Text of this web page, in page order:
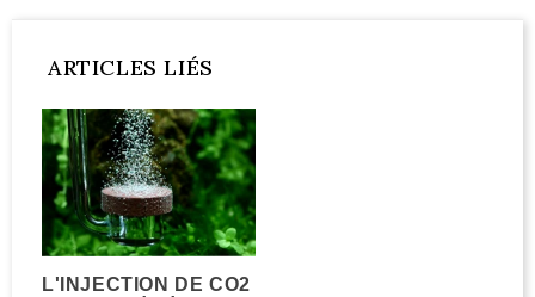
ARTICLES LIÉS
L'INJECTION DE CO2